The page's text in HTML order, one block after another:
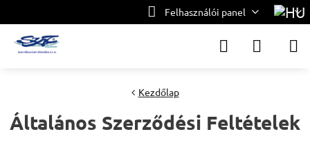
Felhasználói panel
Kezdőlap
Általános Szerződési Feltételek